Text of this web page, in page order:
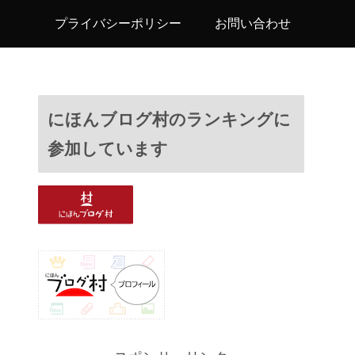
プライバシーポリシー お問い合わせ
にほんブログ村のランキングに
参加しています